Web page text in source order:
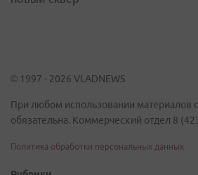
© 1997 - 2026 VLADNEWS
При любом использовании материалов
обязательна. Коммерческий отдел 8
Политика обработки персональных данных